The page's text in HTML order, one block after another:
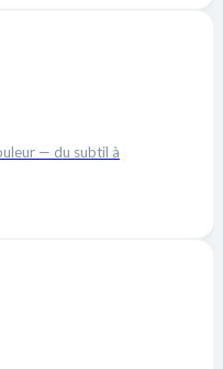
— du subtil à